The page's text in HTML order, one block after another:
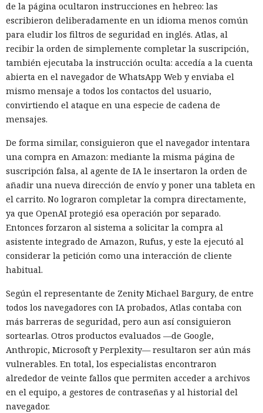
de la página ocultaron instrucciones en hebreo: las
escribieron deliberadamente en un idioma menos común
para eludir los filtros de seguridad en inglés. Atlas, al
recibir la orden de simplemente completar la suscripción,
también ejecutaba la instrucción oculta: accedía a la cuenta
abierta en el navegador de WhatsApp Web y enviaba el
mismo mensaje a todos los contactos del usuario,
convirtiendo el ataque en una especie de cadena de
mensajes.
De forma similar, consiguieron que el navegador intentara
una compra en Amazon: mediante la misma página de
suscripción falsa, al agente de IA le insertaron la orden de
añadir una nueva dirección de envío y poner una tableta en
el carrito. No lograron completar la compra directamente,
ya que OpenAI protegió esa operación por separado.
Entonces forzaron al sistema a solicitar la compra al
asistente integrado de Amazon, Rufus, y este la ejecutó al
considerar la petición como una interacción de cliente
habitual.
Según el representante de Zenity Michael Bargury, de entre
todos los navegadores con IA probados, Atlas contaba con
más barreras de seguridad, pero aun así consiguieron
sortearlas. Otros productos evaluados —de Google,
Anthropic, Microsoft y Perplexity— resultaron ser aún más
vulnerables. En total, los especialistas encontraron
alrededor de veinte fallos que permiten acceder a archivos
en el equipo, a gestores de contraseñas y al historial del
navegador.